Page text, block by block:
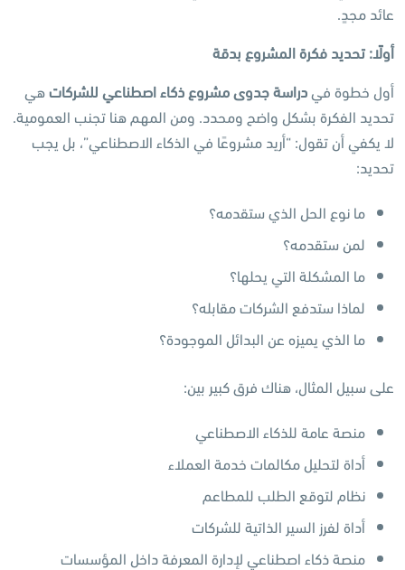
عائد مجدٍ.
أولًا: تحديد فكرة المشروع بدقة
أول خطوة في دراسة جدوى مشروع ذكاء اصطناعي للشركاتهي
تحديد الفكرة بشكل واضح ومحدد. ومن المهم هنا تجنب العمومية.
لا يكفي أن تقول: “أريد مشروعًا في الذكاء الاصطناعي”، بل يجب
تحديد:
ما نوع الحل الذي ستقدمه؟
لمن ستقدمه؟
ما المشكلة التي يحلها؟
لماذا ستدفع الشركات مقابله؟
ما الذي يميزه عن البدائل الموجودة؟
على سبيل المثال، هناك فرق كبير بين:
منصة عامة للذكاء الاصطناعي
أداة لتحليل مكالمات خدمة العملاء
نظام لتوقع الطلب للمطاعم
أداة لفرز السير الذاتية للشركات
منصة ذكاء اصطناعي لإدارة المعرفة داخل المؤسسات